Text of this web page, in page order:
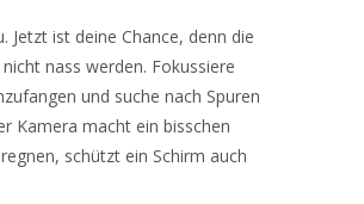
Jetzt ist deine Chance, denn die
nass werden. Fokussiere
und suche nach Spuren
Kamera macht ein bisschen
schützt ein Schirm auch